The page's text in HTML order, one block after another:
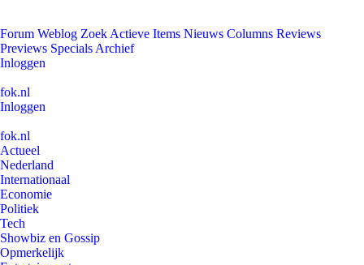
Forum Weblog Zoek Actieve Items Nieuws Columns Reviews
Previews Specials Archief
Inloggen
fok.nl
Inloggen
fok.nl
Actueel
Nederland
Internationaal
Economie
Politiek
Tech
Showbiz en Gossip
Opmerkelijk